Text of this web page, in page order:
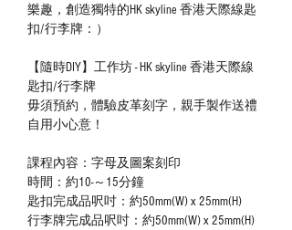
樂趣，創造獨特的HK skyline 香港天際線匙
扣/行李牌：）
【隨時DIY】工作坊 - HK skyline 香港天際線
匙扣/行李牌
毋須預約，體驗皮革刻字，親手製作送禮
自用小心意！
課程內容：字母及圖案刻印
時間：約10-～15分鐘
匙扣完成品呎吋：約50mm(W) x 25mm(H)
行李牌完成品呎吋：約50mm(W) x 25mm(H)